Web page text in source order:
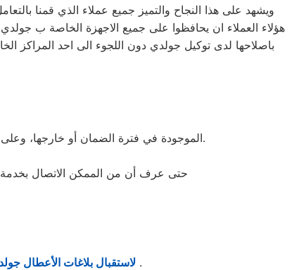
ويشهد على هذا النجاح والتميز جميع عملاء الذي قمنا
هؤلاء العملاء ان يحافظوا على جميع الاجهزة الخاصة ب
باصلاحها لدى توكيل جولدي دون اللجوء الى احد المراكز
الموجودة في فترة الضمان أو خارجها، وعلى الزبائن دفع رسوم خدمة الصيانة في كلتا الحالتين. يقدم المركز فترة ضمان تصل إلى ١٢ شهرا على أجزاء الغيار والصيانة.
حتى عرف أن من الممكن الاتصال
لاستقبال بلاغات الأعطال والشكاوى في منوف . من الساعة السابعة صباحاً حتى العاشرة مساءً بتوقيت منوف في منطقة منوف .